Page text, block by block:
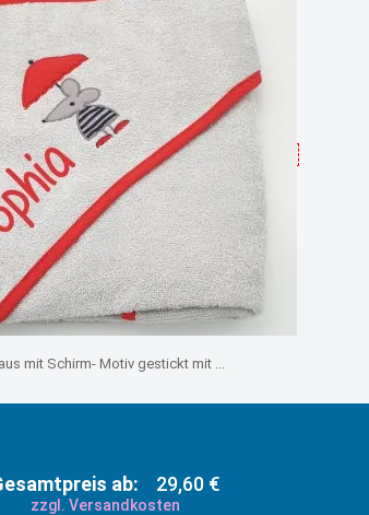
mit Schirm- Motiv gestickt mit ...
ab: 29,60 €
zzgl. Versandkosten